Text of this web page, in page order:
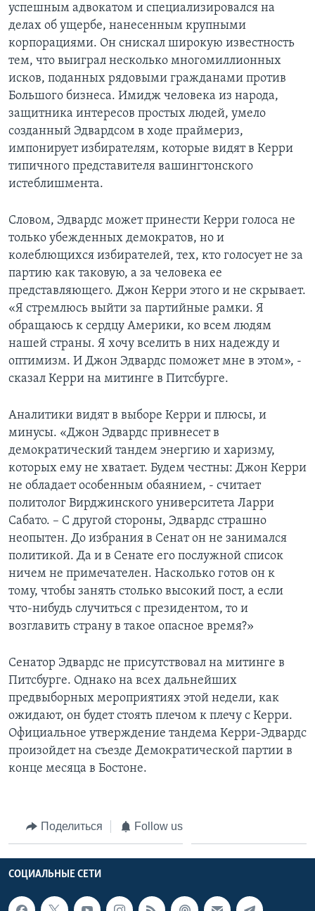
успешным адвокатом и специализировался на
делах об ущербе, нанесенным крупными
корпорациями. Он снискал широкую известность
тем, что выиграл несколько многомиллионных
исков, поданных рядовыми гражданами против
Большого бизнеса. Имидж человека из народа,
защитника интересов простых людей, умело
созданный Эдвардсом в ходе праймериз,
импонирует избирателям, которые видят в Керри
типичного представителя вашингтонского
истеблишмента.
Словом, Эдвардс может принести Керри голоса не
только убежденных демократов, но и
колеблющихся избирателей, тех, кто голосует не за
партию как таковую, а за человека ее
представляющего. Джон Керри этого и не скрывает.
«Я стремлюсь выйти за партийные рамки. Я
обращаюсь к сердцу Америки, ко всем людям
нашей страны. Я хочу вселить в них надежду и
оптимизм. И Джон Эдвардс поможет мне в этом», -
сказал Керри на митинге в Питсбурге.
Аналитики видят в выборе Керри и плюсы, и
минусы. «Джон Эдвардс привнесет в
демократический тандем энергию и харизму,
которых ему не хватает. Будем честны: Джон Керри
не обладает особенным обаянием, - считает
политолог Вирджинского университета Ларри
Сабато. – С другой стороны, Эдвардс страшно
неопытен. До избрания в Сенат он не занимался
политикой. Да и в Сенате его послужной список
ничем не примечателен. Насколько готов он к
тому, чтобы занять столько высокий пост, а если
что-нибудь случиться с президентом, то и
возглавить страну в такое опасное время?»
Сенатор Эдвардс не присутствовал на митинге в
Питсбурге. Однако на всех дальнейших
предвыборных мероприятиях этой недели, как
ожидают, он будет стоять плечом к плечу с Керри.
Официальное утверждение тандема Керри-Эдвардс
произойдет на съезде Демократической партии в
конце месяца в Бостоне.
Поделиться Follow us
СОЦИАЛЬНЫЕ СЕТИ